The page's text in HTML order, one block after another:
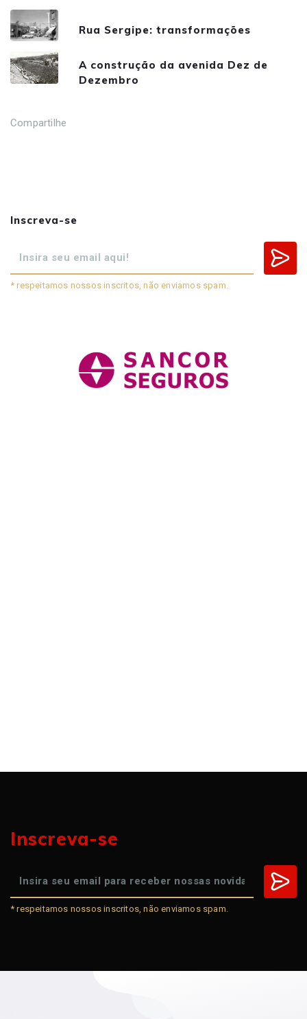
Rua Sergipe: transformações
A construção da avenida Dez de
Dezembro
Compartilhe
Inscreva-se
* respeitamos nossos inscritos, não enviamos spam.
Inscreva-se
* respeitamos nossos inscritos, não enviamos spam.